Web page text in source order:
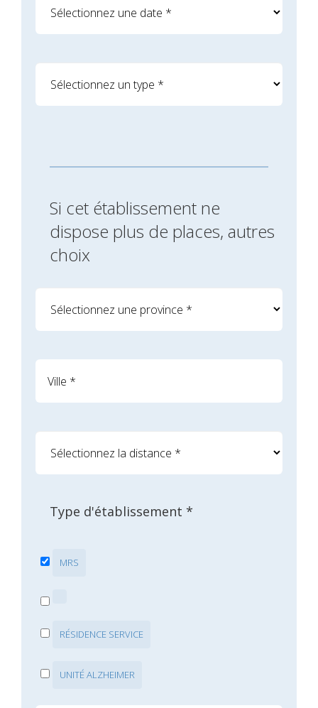
Si cet établissement ne
dispose plus de places, autres
choix
Type d'établissement *
MRS
RÉSIDENCE SERVICE
UNITÉ ALZHEIMER